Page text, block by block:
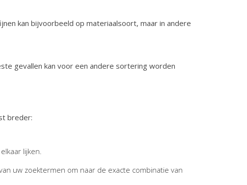
kan bijvoorbeeld op materiaalsoort, maar in andere
gevallen kan voor een andere sortering worden
breder:
lijken.
uw zoektermen om naar de exacte combinatie van